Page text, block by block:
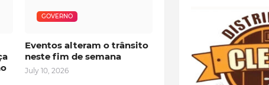
GOVERNO
Eventos alteram o trânsito
neste fim de semana
July 10, 2026